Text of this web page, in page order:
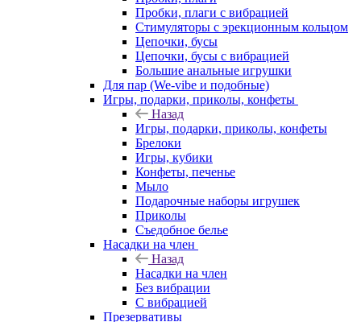
Пробки, плаги с вибрацией
Стимуляторы с эрекционным кольцом
Цепочки, бусы
Цепочки, бусы с вибрацией
Большие анальные игрушки
Для пар (We-vibe и подобные)
Игры, подарки, приколы, конфеты
Назад
Игры, подарки, приколы, конфеты
Брелоки
Игры, кубики
Конфеты, печенье
Мыло
Подарочные наборы игрушек
Приколы
Съедобное белье
Насадки на член
Назад
Насадки на член
Без вибрации
С вибрацией
Презервативы